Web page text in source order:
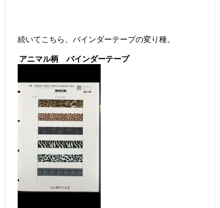
続いてこちら、バインダーテープの変り種。
アニマル柄 バインダーテープ